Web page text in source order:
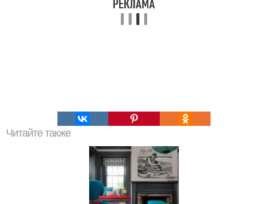
Читайте также